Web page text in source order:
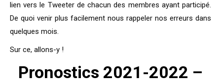
lien vers le Tweeter de chacun des membres ayant participé.
De quoi venir plus facilement nous rappeler nos erreurs dans
quelques mois.
Sur ce, allons-y !
Pronostics 2021-2022 –